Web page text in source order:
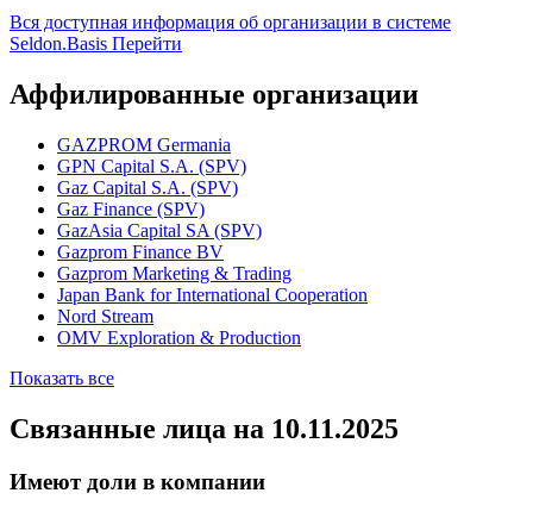
Вся доступная информация об организации в системе
Seldon.Basis Перейти
Аффилированные организации
GAZPROM Germania
GPN Capital S.A. (SPV)
Gaz Capital S.A. (SPV)
Gaz Finance (SPV)
GazAsia Capital SA (SPV)
Gazprom Finance BV
Gazprom Marketing & Trading
Japan Bank for International Cooperation
Nord Stream
OMV Exploration & Production
Показать все
Связанные лица на 10.11.2025
Имеют доли в компании